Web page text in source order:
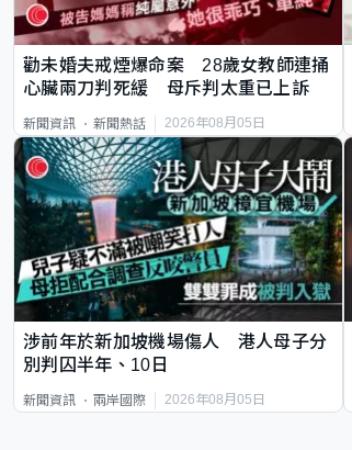
勸未婚夫戒煙爆命案 28歲女教師連捅
心臟兩刀判死緩 母斥判太重已上訴
新聞資訊 新聞熱話 2026年08月05日
涉前年於新加坡機場傷人 港人母子分
別判囚半年、10日
新聞資訊 兩岸國際 2026年08月05日